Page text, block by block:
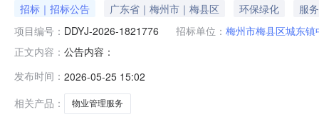
招标｜招标公告 广东省｜梅州市｜梅县区 环保绿化
服务
项目编号： DDYJ-2026-1821776 招标单位： 梅州市梅县区城东镇
正文内容： 公告内容：
发布时间： 2026-05-25 15:02
相关产品：
物业管理服务